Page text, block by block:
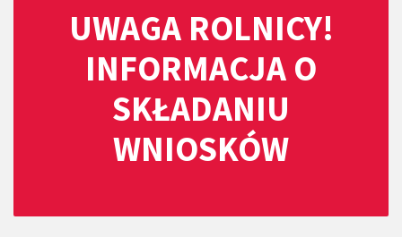
UWAGA ROLNICY!
INFORMACJA O
SKŁADANIU
WNIOSKÓW